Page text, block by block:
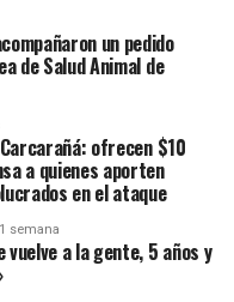
un pedido
de Salud Animal de
ofrecen $10
a quienes aporten
en el ataque
semana
a la gente, 5 años y